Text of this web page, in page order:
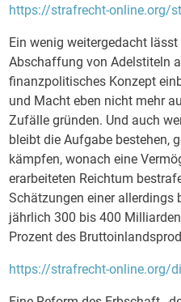
https://strafrecht-online.org/
Ein wenig weitergedacht
Abschaffung von Adelstiteln
finanzpolitisches Konzept
und Macht eben nicht mehr
Zufälle gründen. Und auch
bleibt die Aufgabe bestehen,
kämpfen, wonach eine
erarbeiteten Reichtum
Schätzungen einer allerdings
jährlich 300 bis 400
Prozent des
https://strafrecht-online.org/